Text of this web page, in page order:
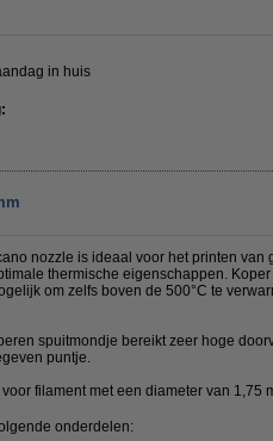
in huis
nozzle is ideaal voor het printen
thermische eigenschappen.
om zelfs boven de 500°C te
spuitmondje bereikt zeer hoge
puntje.
filament met een diameter van 1,75
onderdelen: